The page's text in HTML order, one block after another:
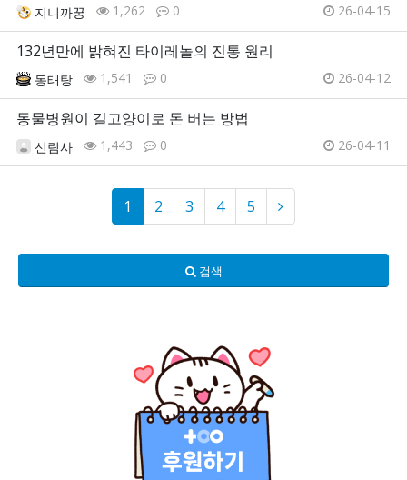
지니까꿍 1,262 0 26-04-15
132년만에 밝혀진 타이레놀의 진통 원리
동태탕 1,541 0 26-04-12
동물병원이 길고양이로 돈 버는 방법
신림사 1,443 0 26-04-11
1 2 3 4 5
검색